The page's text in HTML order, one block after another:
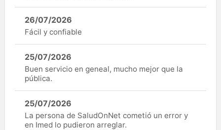
26/07/2026
Fácil y confiable
25/07/2026
Buen servicio en geneal, mucho mejor que la
pública.
25/07/2026
La persona de SaludOnNet cometió un error y
en Imed lo pudieron arreglar.